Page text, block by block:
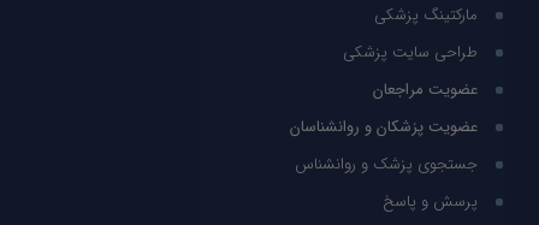
مارکتینگ پزشکی
طراحی سایت پزشکی
عضویت مراجعان
عضویت پزشکان و روانشناسان
جستجوی پزشک و روانشناس
پرسش و پاسخ